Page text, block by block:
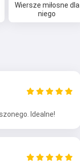
Wiersze miłosne dla
niego
Idealne!